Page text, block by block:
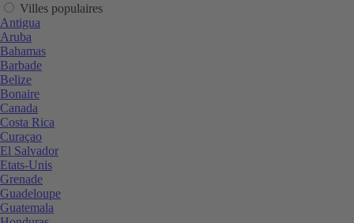
Villes populaires
Antigua
Aruba
Bahamas
Barbade
Belize
Bonaire
Canada
Costa Rica
Curaçao
El Salvador
Etats-Unis
Grenade
Guadeloupe
Guatemala